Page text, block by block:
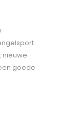
nieuwe
goede